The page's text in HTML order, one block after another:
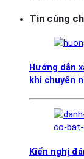
Tin cùng
Hướng dẫn
khi chuyển
Kiến nghị